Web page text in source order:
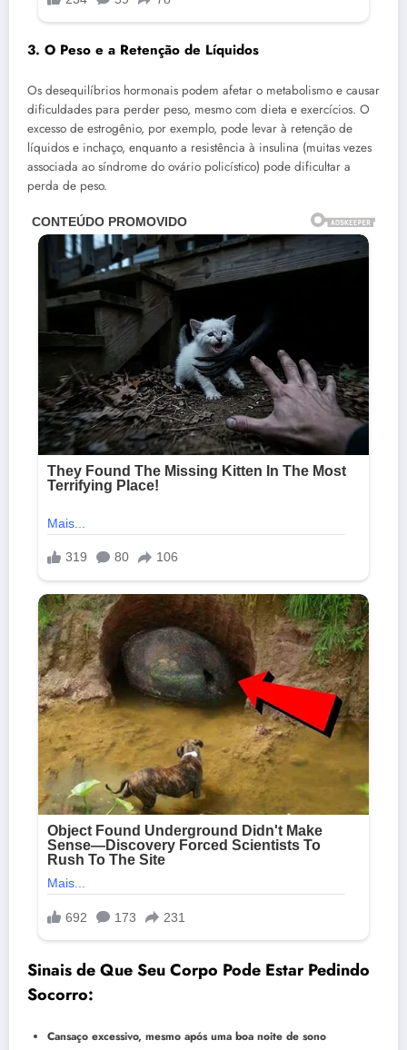
3. O Peso e a Retenção de Líquidos
Os desequilíbrios hormonais podem afetar o metabolismo e causar
dificuldades para perder peso, mesmo com dieta e exercícios. O
excesso de estrogênio, por exemplo, pode levar à retenção de
líquidos e inchaço, enquanto a resistência à insulina (muitas vezes
associada ao síndrome do ovário policístico) pode dificultar a
perda de peso.
Sinais de Que Seu Corpo Pode Estar Pedindo
Socorro:
Cansaço excessivo, mesmo após uma boa noite de sono